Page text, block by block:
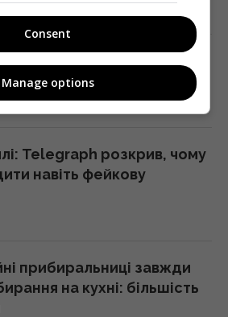
– це не міф: лікарка
погоди на здоров’я
жив у хмарі парфумів:
не королівською
РФ: у WSJ
насправді: таємниця
страви
Telegraph розкрив, чому
навіть фейкову
прибиральниці завжди
на кухні: більшість
Consent
Manage options